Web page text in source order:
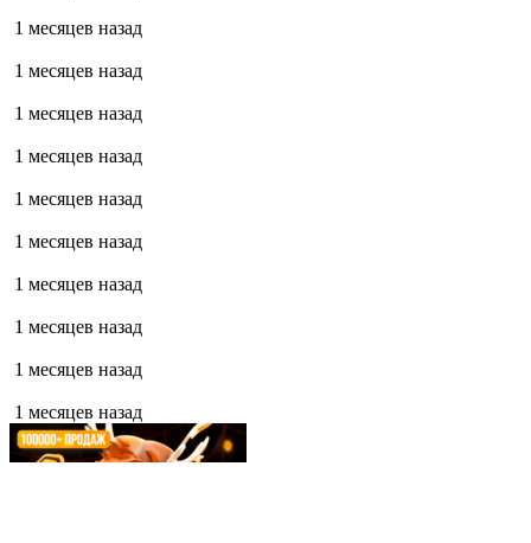
1 месяцев назад
1 месяцев назад
1 месяцев назад
1 месяцев назад
1 месяцев назад
1 месяцев назад
1 месяцев назад
1 месяцев назад
1 месяцев назад
1 месяцев назад